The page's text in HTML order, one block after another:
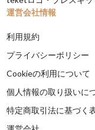
運営会社情報
利用規約
プライバシーポリシー
Cookieの利用について
個人情報の取り扱いに
特定商取引法に基づく